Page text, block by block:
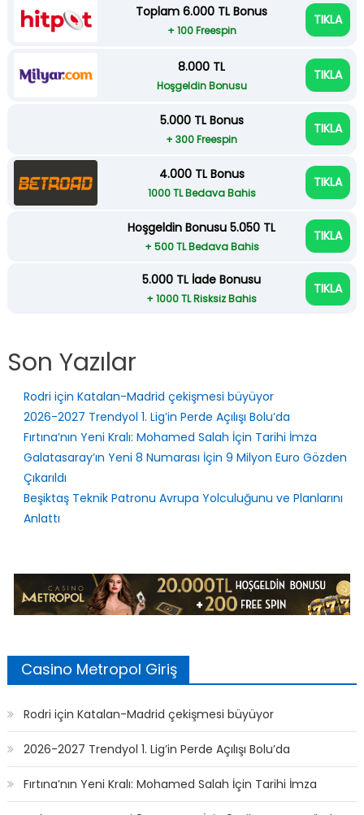
Toplam 6.000 TL Bonus
+ 100 Freespin
TIKLA
8.000 TL
Hoşgeldin Bonusu
TIKLA
5.000 TL Bonus
+ 300 Freespin
TIKLA
4.000 TL Bonus
1000 TL Bedava Bahis
TIKLA
Hoşgeldin Bonusu 5.050 TL
+ 500 TL Bedava Bahis
TIKLA
5.000 TL İade Bonusu
Son Yazılar
Rodri için Katalan-Madrid çekişmesi büyüyor
2026-2027 Trendyol 1. Lig’in Perde Açılışı Bolu’da
Fırtına’nın Yeni Kralı: Mohamed Salah İçin Tarihi İmza
Galatasaray’ın Yeni 8 Numarası İçin 9 Milyon Euro Gözden
Çıkarıldı
Beşiktaş Teknik Patronu Avrupa Yolculuğunu ve Planlarını
Casino Metropol Giriş
Rodri için Katalan-Madrid çekişmesi büyüyor
2026-2027 Trendyol 1. Lig’in Perde Açılışı Bolu’da
Fırtına’nın Yeni Kralı: Mohamed Salah İçin Tarihi İmza